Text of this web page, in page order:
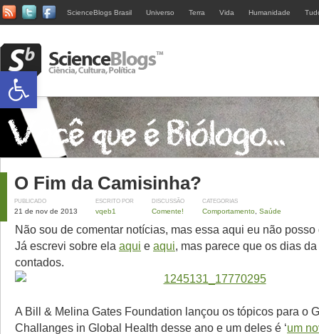
ScienceBlogs Brasil Universo Terra Vida Humanidade
O Fim da Camisinha?
PUBLICADO
21 de nov de 2013
ESCRITO POR
vqeb1
DISCUSSÃO
Comente!
CATEGORIAS
Comportamento Saúde
Não sou de comentar notícias, mas essa aqui eu não posso
Já escrevi sobre ela aqui e aqui, mas parece que os dias
contados.
A Bill & Melina Gates Foundation lançou os tópicos para o
Challanges in Global Health desse ano e um deles é ‘um
Abrir a barra de ferramentas